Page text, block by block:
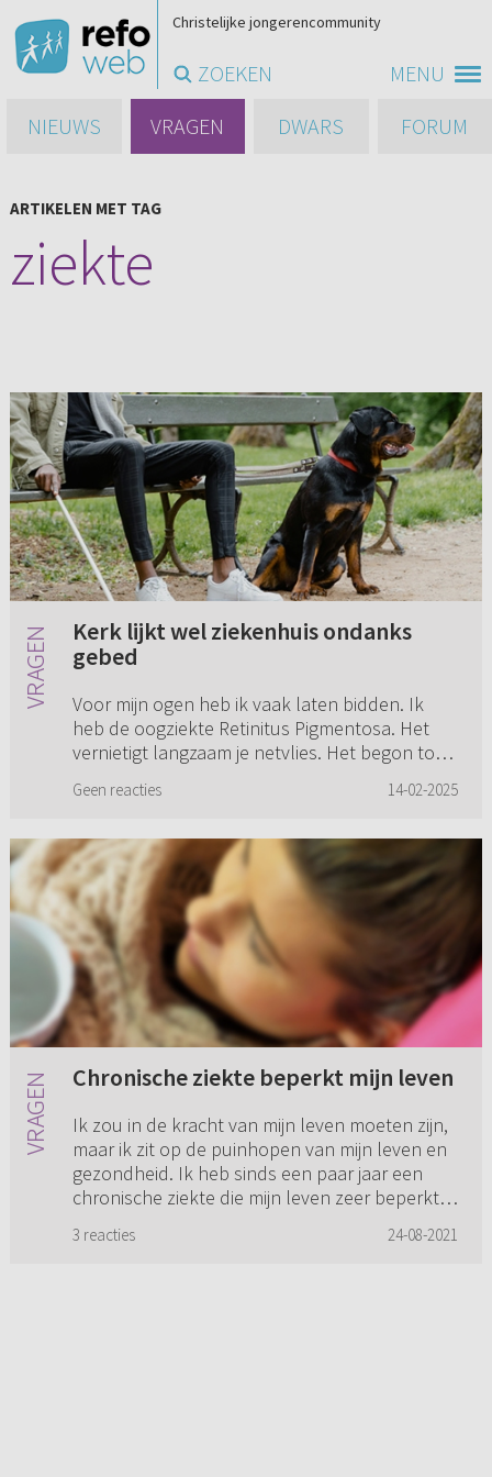
MENU
Christelijke jongerencommunity
ZOEKEN
NIEUWS
VRAGEN DWARS FORUM
ARTIKELEN MET TAG
ziekte
Kerk lijkt wel ziekenhuis ondanks
gebed
Voor mijn ogen heb ik vaak laten bidden. Ik
heb de oogziekte Retinitus Pigmentosa. Het
vernietigt langzaam je netvlies. Het begon toen
toen kon ik vijftien...
Geen reacties 14-02-2025
Chronische ziekte beperkt mijn leven
Ik zou in de kracht van mijn leven moeten zijn,
maar ik zit op de puinhopen van mijn leven en
gezondheid. Ik heb sinds een paar jaar een
chronische ziekte die mijn leven zeer beperkt.
3 reacties 24-08-2021